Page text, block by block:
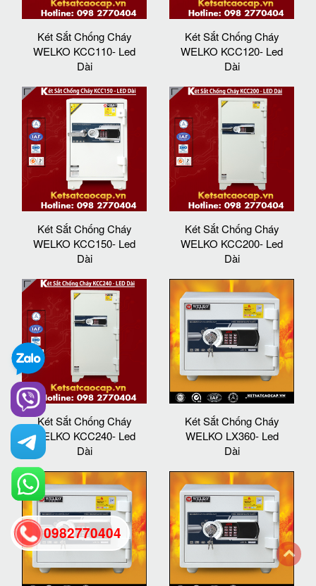
Két Sắt Chống Cháy
WELKO KCC110- Led
Dài
Két Sắt Chống Cháy
WELKO KCC120- Led
Dài
Két Sắt Chống Cháy
WELKO KCC150- Led
Dài
Két Sắt Chống Cháy
WELKO KCC200- Led
Dài
Két Sắt Chống Cháy
WELKO KCC240- Led
Dài
Két Sắt Chống Cháy
WELKO LX360- Led
Dài
0982770404